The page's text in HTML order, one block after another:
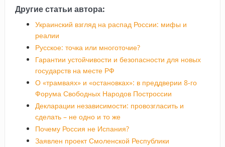
Другие статьи автора:
Украинский взгляд на распад России: мифы и
реалии
Русское: точка или многоточие?
Гарантии устойчивости и безопасности для новых
государств на месте РФ
О «трамваях» и «остановках»: в преддверии 8-го
Форума Свободных Народов Построссии
Декларации независимости: провозгласить и
сделать – не одно и то же
Почему Россия не Испания?
Заявлен проект Смоленской Республики